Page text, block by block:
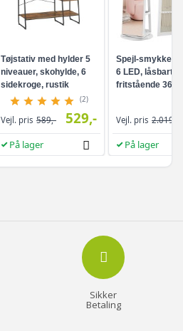
Tøjstativ med hylder 5
niveauer, skohylde, 6
sidekroge, rustik
brun/sort
(2)
Vejl. pris 589,- 529,-
På lager
Spejl-
6 LED, låsbart -
fritstående 360°
helkropsspejl, 3
hvid/greige
Vejl. pris 2.019,-
På lager
Sikker
Betaling